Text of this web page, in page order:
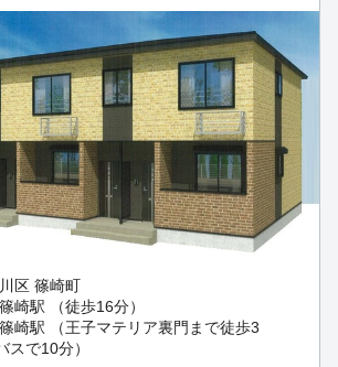
区 篠崎町
崎駅 （徒歩16分）
崎駅 （王子マテリア裏門まで徒歩3
スで10分）